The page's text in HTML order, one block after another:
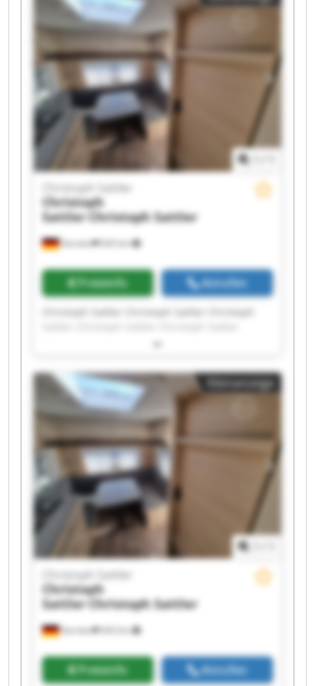
Christoph Sattler Christoph Sattler Christoph
Sattler Christoph Sattler Christoph Sattler
Gersten 643 km
Christoph Sattler
Christoph
Sattler
Christoph Sattler
Preisinfo Anrufen
Christoph Sattler Christoph Sattler Christoph
Christoph Sattler Christoph Sattler Christoph
Christoph Sattler Christoph Sattler Christoph
Sattler Christoph Sattler Christoph Sattler
Christoph Sattler Christoph Sattler Christoph
Sattler Christoph Sattler Christoph Sattler
Kleinanzeige
Gersten 643 km
Christoph Sattler
Christoph
Sattler
Christoph Sattler
Preisinfo Anrufen